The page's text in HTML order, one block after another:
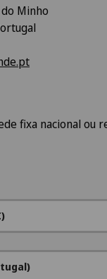
Minho
fixa nacional ou